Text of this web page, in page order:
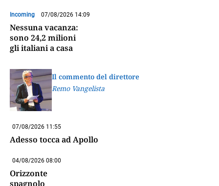
Incoming 07/08/2026 14:09
Nessuna vacanza:
sono 24,2 milioni
gli italiani a casa
Il commento del direttore
Remo Vangelista
07/08/2026 11:55
Adesso tocca ad Apollo
04/08/2026 08:00
Orizzonte
spagnolo